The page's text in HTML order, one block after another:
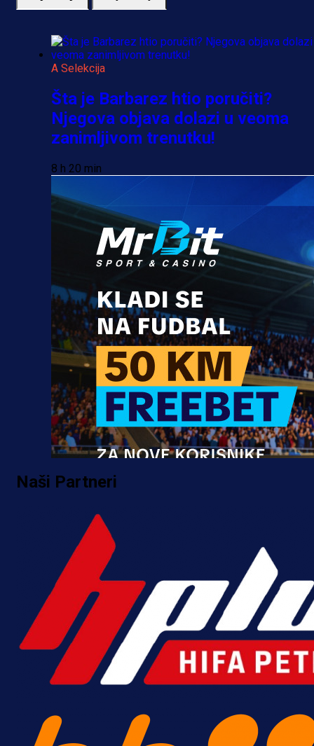
A Selekcija
Šta je Barbarez htio poručiti?
Njegova objava dolazi u veoma
zanimljivom trenutku!
8 h 20 min
Promo vijesti
MrBit: Isprati kvalifikacije za
evropska takmičenja i preuzmi
bonus dobrodošlice!
15 h 43 min
Naši Partneri